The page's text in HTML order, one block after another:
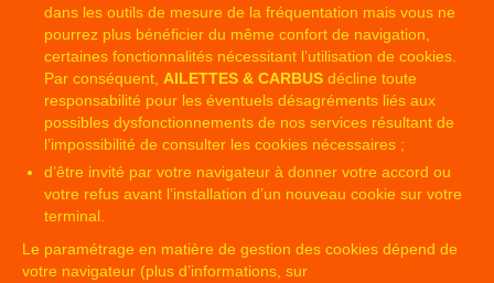
dans les outils de mesure de la fréquentation mais vous ne
pourrez plus bénéficier du même confort de navigation,
certaines fonctionnalités nécessitant l’utilisation de cookies.
Par conséquent, AILETTES & CARBUS décline toute
responsabilité pour les éventuels désagréments liés aux
possibles dysfonctionnements de nos services résultant de
l’impossibilité de consulter les cookies nécessaires ;
d’être invité par votre navigateur à donner votre accord ou
votre refus avant l’installation d’un nouveau cookie sur votre
terminal.
Le paramétrage en matière de gestion des cookies dépend de
votre navigateur (plus d’informations, sur